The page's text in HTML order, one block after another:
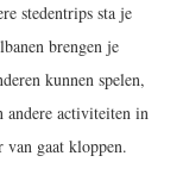
stedentrips sta je
brengen je
kunnen spelen,
andere activiteiten in
gaat kloppen.